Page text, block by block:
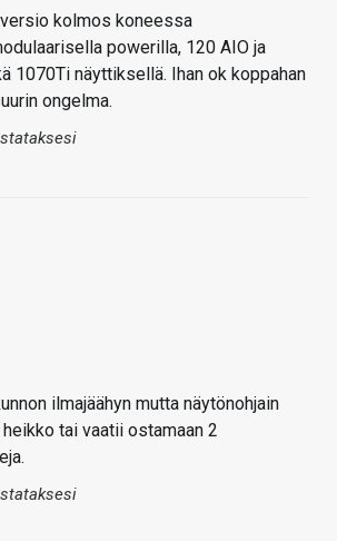
kolmos koneessa
powerilla, 120 AIO ja
1070Ti näyttiksellä. Ihan ok koppahan
ongelma.
ilmajäähyn mutta näytönohjain
tai vaatii ostamaan 2